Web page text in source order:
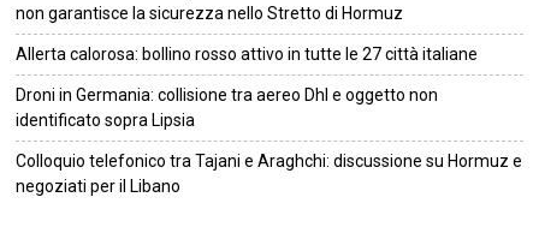
non garantisce la sicurezza nello Stretto di Hormuz
Allerta calorosa: bollino rosso attivo in tutte le 27 città italiane
Droni in Germania: collisione tra aereo Dhl e oggetto non
identificato sopra Lipsia
Colloquio telefonico tra Tajani e Araghchi: discussione su Hormuz e
negoziati per il Libano